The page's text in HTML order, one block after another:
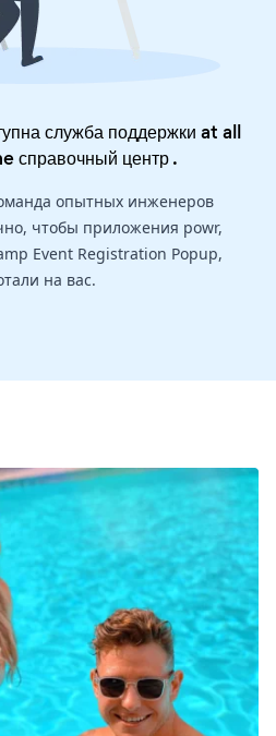
служба поддержки at all
справочный центр.
опытных инженеров
чтобы приложения powr,
Event Registration Popup,
на вас.